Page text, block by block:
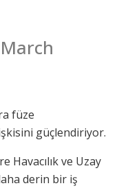
füze
güçlendiriyor.
Havacılık ve Uzay
derin bir iş